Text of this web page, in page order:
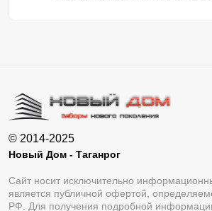
© 2014-2025
Новый Дом - Таганрог
Сайт носит исключительно
является публичной офертой,
РФ. Для получения подробной